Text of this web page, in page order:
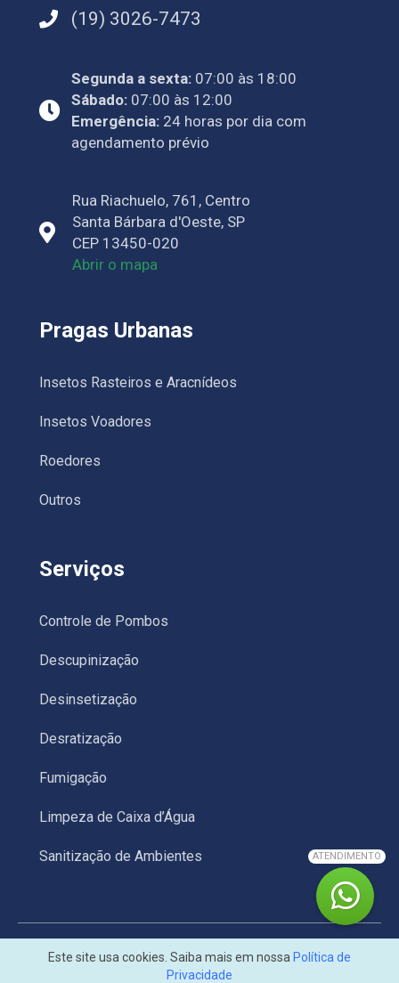
(19) 3026-7473
Segunda a sexta: 07:00 às 18:00
Sábado: 07:00 às 12:00
Emergência: 24 horas por dia com
agendamento prévio
Rua Riachuelo, 761, Centro
Santa Bárbara d'Oeste, SP
CEP 13450-020
Abrir o mapa
Pragas Urbanas
Insetos Rasteiros e Aracnídeos
Insetos Voadores
Roedores
Outros
Serviços
Controle de Pombos
Descupinização
Desinsetização
Desratização
Fumigação
Limpeza de Caixa d’Água
Sanitização de Ambientes
© 2026 Dedetizadora Vorax. Todos os direitos
ATENDIMENTO
Este site usa cookies. Saiba mais em nossa Política de
Privacidade